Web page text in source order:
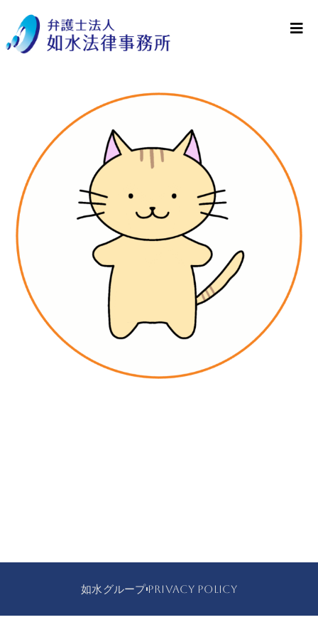
如水グループPRIVACY POLICY